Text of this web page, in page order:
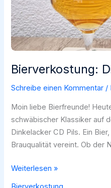
Bierverkostung:
Schreibe einen Kommentar /
Moin liebe Bierfreunde!
schwäbischer Klassiker auf
Dinkelacker CD Pils. Ein
Brauqualität vereint. Ob der
Bierverkostung:
Weiterlesen »